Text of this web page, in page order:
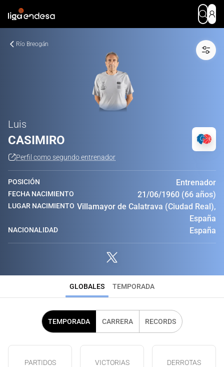
Río Breogán
Luis
CASIMIRO
Perfil como segundo entrenador
POSICIÓN Entrenador
FECHA NACIMIENTO 21/06/1960 (66 años)
LUGAR NACIMIENTO Villamayor de Calatrava (Ciudad Real),
España
NACIONALIDAD España
GLOBALES TEMPORADA
TEMPORADA CARRERA RECORDS
PARTIDOS VICTORIAS DERROTAS